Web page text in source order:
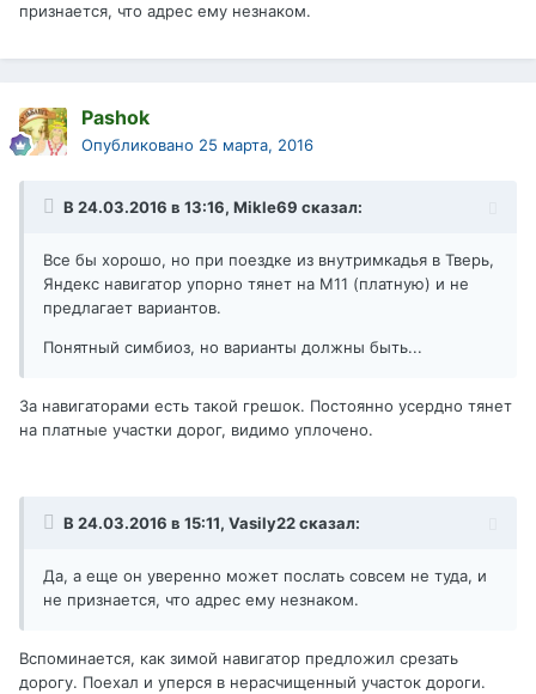
признается, что адрес ему незнаком.
Pashok
Опубликовано 25 марта, 2016
В 24.03.2016 в 13:16, Mikle69 сказал:
Все бы хорошо, но при поездке из внутримкадья в Тверь,
Яндекс навигатор упорно тянет на М11 (платную) и не
предлагает вариантов.
Понятный симбиоз, но варианты должны быть...
За навигаторами есть такой грешок. Постоянно усердно тянет
на платные участки дорог, видимо уплочено.
В 24.03.2016 в 15:11, Vasily22 сказал:
Да, а еще он уверенно может послать совсем не туда, и
не признается, что адрес ему незнаком.
Вспоминается, как зимой навигатор предложил срезать
дорогу. Поехал и уперся в нерасчищенный участок дороги.